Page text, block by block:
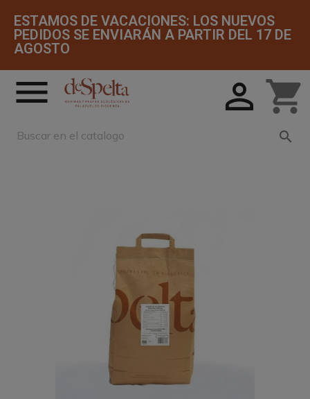
ESTAMOS DE VACACIONES: LOS NUEVOS
PEDIDOS SE ENVIARÁN A PARTIR DEL 17 DE
AGOSTO
 shopping_cart

